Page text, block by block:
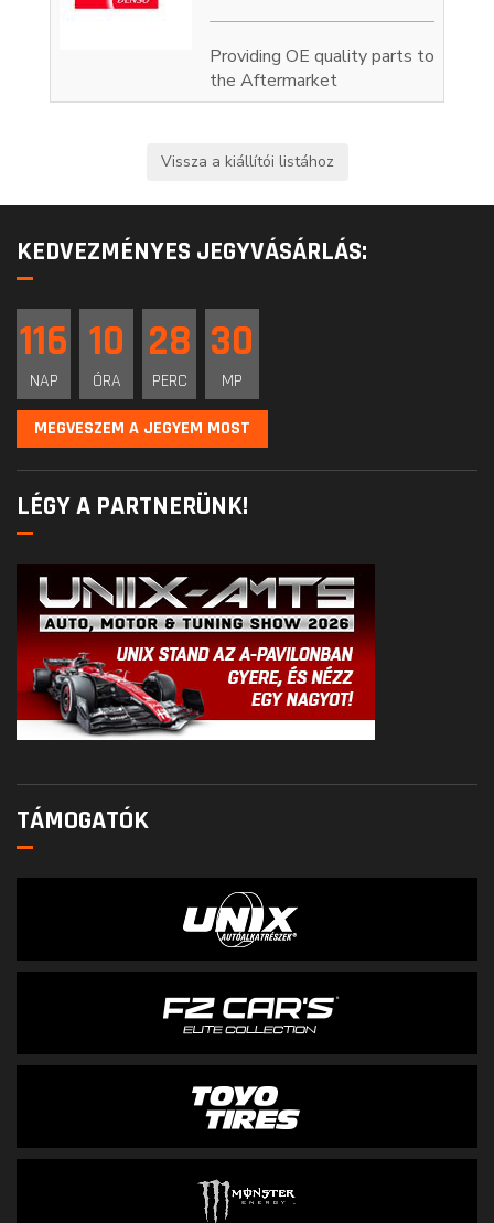
Providing OE quality parts to
the Aftermarket
KEDVEZMÉNYES JEGYVÁSÁRLÁS:
116
NAP
10
ÓRA
28
PERC
29
MP
MEGVESZEM A JEGYEM MOST
LÉGY A PARTNERÜNK!
TÁMOGATÓK